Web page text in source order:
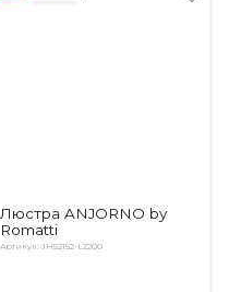
Люстра ANJORNO by
Romatti
Артикул: JH52152-L2200